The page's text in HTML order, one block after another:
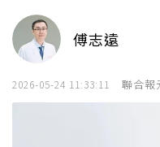
傅志遠
2026-05-24 11:33:11 聯合報